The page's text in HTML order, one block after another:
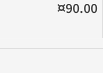
¤90.00